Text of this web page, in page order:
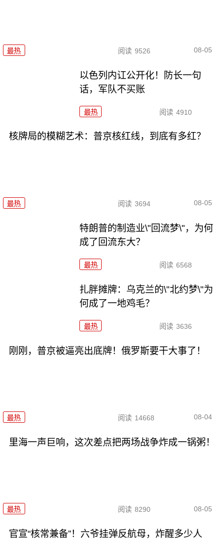
最热 阅读 9526 08-05
以色列内讧公开化！防长一句
话，军队不买账
最热 阅读 4910
核牌局的模糊艺术：普京核红线，到底有多红？
最热 阅读 3694 08-05
特朗普的制造业\"回流梦\"，为何
成了回流东大？
最热 阅读 6568
扎胖摊牌：乌克兰的\"北约梦\"为
何成了一地鸡毛？
最热 阅读 3636
刚刚，普京被逼亮出底牌！俄罗斯要干大事了！
最热 阅读 14668 08-04
里海一声巨响，这次差点把两场战争炸成一锅粥！
最热 阅读 8290 08-05
官宣“核常兼备”！六爷挂弹反航母，炸醒多少人